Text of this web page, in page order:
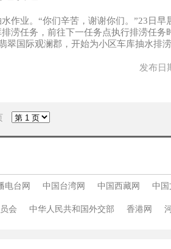
作业。“你们辛苦，谢谢你们。”23日早
涝任务，前往下一任务点执行排涝任务
翠国际观澜郡，开始为小区车库抽水排
发布日
电台网 中国台湾网 中国西藏网 中国
会 中华人民共和国外交部 香港网